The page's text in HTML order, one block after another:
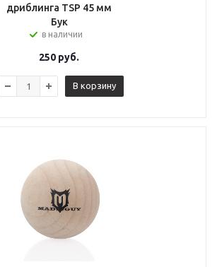
дриблинга TSP 45 мм
Бук
в наличии
250 руб.
В корзину